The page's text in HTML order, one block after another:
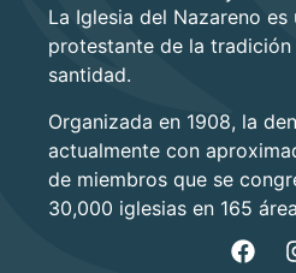
La Iglesia del Nazareno
protestante de la tradición
santidad.
Organizada en 1908, la
actualmente con
de miembros que se
30,000 iglesias en 165